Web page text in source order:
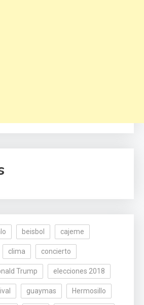
beisbol cajeme
clima concierto
Trump elecciones 2018
guaymas Hermosillo